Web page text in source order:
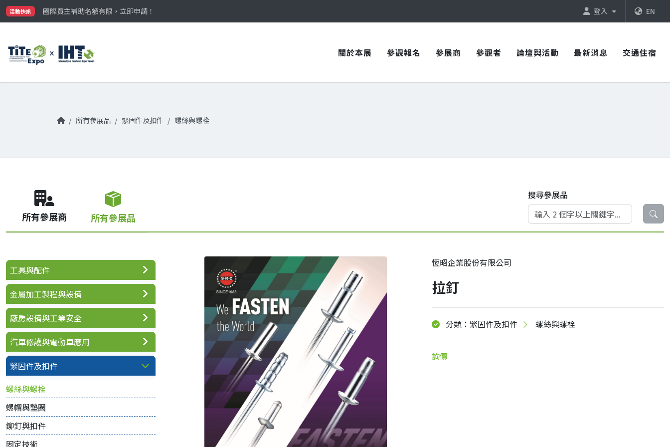
活動快訊
國際買主補助名額有限，立即申請！
參觀門票開放申請中‼️
登入 EN
關於本展 參觀報名 參展商 參觀者 論壇與活動 最新消息 交通住宿
所有參展品 緊固件及扣件 螺絲與螺栓
所有參展商 所有參展品
搜尋參展品
恆昭企業股份有限公司
拉釘
分類：緊固件及扣件 螺絲與螺栓
詢價
工具與配件
金屬加工製程與設備
廠房設備與工業安全
汽車修護與電動車應用
緊固件及扣件
螺絲與螺栓
螺帽與墊圈
鉚釘與扣件
固定技術